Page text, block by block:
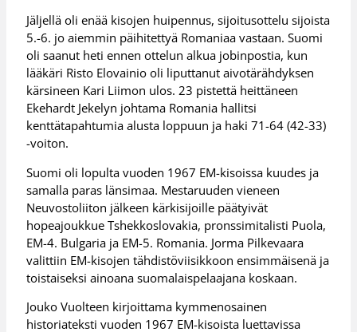
Jäljellä oli enää kisojen huipennus, sijoitusottelu sijoista
5.-6. jo aiemmin päihitettyä Romaniaa vastaan. Suomi
oli saanut heti ennen ottelun alkua jobinpostia, kun
lääkäri Risto Elovainio oli liputtanut aivotärähdyksen
kärsineen Kari Liimon ulos. 23 pistettä heittäneen
Ekehardt Jekelyn johtama Romania hallitsi
kenttätapahtumia alusta loppuun ja haki 71-64 (42-33)
-voiton.
Suomi oli lopulta vuoden 1967 EM-kisoissa kuudes ja
samalla paras länsimaa. Mestaruuden vieneen
Neuvostoliiton jälkeen kärkisijoille päätyivät
hopeajoukkue Tshekkoslovakia, pronssimitalisti Puola,
EM-4. Bulgaria ja EM-5. Romania. Jorma Pilkevaara
valittiin EM-kisojen tähdistöviisikkoon ensimmäisenä ja
toistaiseksi ainoana suomalaispelaajana koskaan.
Jouko Vuolteen kirjoittama kymmenosainen
historiateksti vuoden 1967 EM-kisoista luettavissa